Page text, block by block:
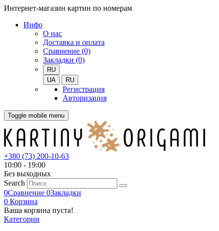
Интернет-магазин картин по номерам
Инфо
О нас
Доставка и оплата
Сравнение (0)
Закладки (0)
RU
UA
RU
Регистрация
Авторизация
Toggle mobile menu
+380 (73) 200-10-63
10:00 - 19:00
Без выходных
Search
0Сравнение 0Закладки
0 Корзина
Ваша корзина пуста!
Категории